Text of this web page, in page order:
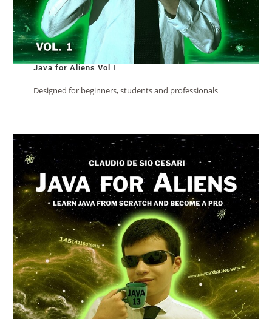
Java for Aliens Vol I
Designed for beginners, students and professionals